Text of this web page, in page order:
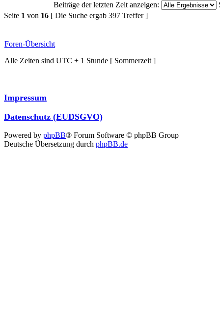
Beiträge der letzten Zeit anzeigen:
Seite 1 von 16 [ Die Suche ergab 397 Treffer ]
Foren-Übersicht
Alle Zeiten sind UTC + 1 Stunde [ Sommerzeit ]
Impressum
Datenschutz (EUDSGVO)
Powered by phpBB® Forum Software © phpBB Group
Deutsche Übersetzung durch phpBB.de